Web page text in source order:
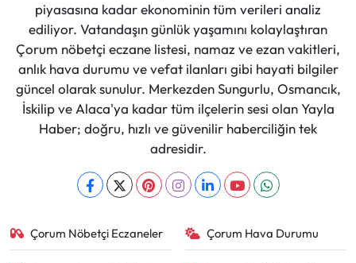
piyasasına kadar ekonominin tüm verileri analiz
ediliyor. Vatandaşın günlük yaşamını kolaylaştıran
Çorum nöbetçi eczane listesi, namaz ve ezan vakitleri,
anlık hava durumu ve vefat ilanları gibi hayati bilgiler
güncel olarak sunulur. Merkezden Sungurlu, Osmancık,
İskilip ve Alaca'ya kadar tüm ilçelerin sesi olan Yayla
Haber; doğru, hızlı ve güvenilir haberciliğin tek
adresidir.
Çorum Nöbetçi Eczaneler Çorum Hava Durumu